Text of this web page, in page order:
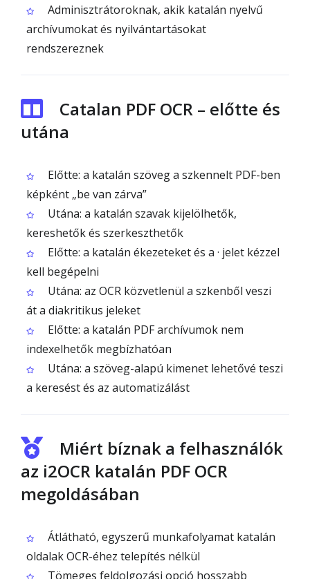
Adminisztrátoroknak, akik katalán nyelvű
archívumokat és nyilvántartásokat
rendszereznek
Catalan PDF OCR – előtte és
utána
Előtte: a katalán szöveg a szkennelt PDF-ben
képként „be van zárva”
Utána: a katalán szavak kijelölhetők,
kereshetők és szerkeszthetők
Előtte: a katalán ékezeteket és a · jelet kézzel
kell begépelni
Utána: az OCR közvetlenül a szkenből veszi
át a diakritikus jeleket
Előtte: a katalán PDF archívumok nem
indexelhetők megbízhatóan
Utána: a szöveg-alapú kimenet lehetővé teszi
a keresést és az automatizálást
Miért bíznak a felhasználók
az i2OCR katalán PDF OCR
megoldásában
Átlátható, egyszerű munkafolyamat katalán
oldalak OCR-éhez telepítés nélkül
Tömeges feldolgozási opció hosszabb